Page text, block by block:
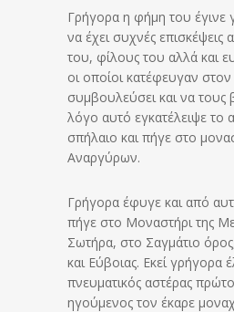
Γρήγορα η φήμη του έγινε
να έχει συχνές επισκέψεις
του, φίλους του αλλά και
οι οποίοι κατέφευγαν
συμβουλεύσει και να τους
λόγο αυτό εγκατέλειψε το
σπήλαιο και πήγε στο
Αναργύρων.
Γρήγορα έφυγε και από
πήγε στο Μοναστήρι της
Σωτήρα, στο Σαγμάτιο
και Εύβοιας. Εκεί γρήγορα
πνευματικός αστέρας
ηγούμενος τον έκαρε